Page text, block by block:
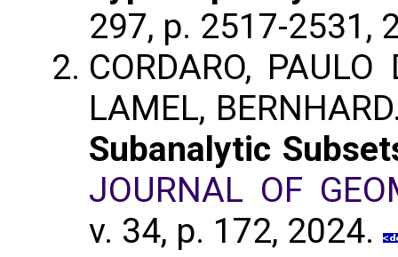
297, p. 2517-2531,
CORDARO,
LAMEL,
Subanalytic
JOURNAL OF
v. 34, p. 172, 2024.